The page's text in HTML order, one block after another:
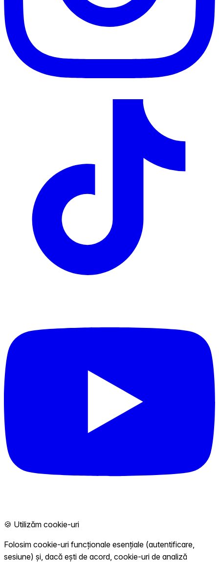
🍪 Utilizăm cookie-uri
Folosim cookie-uri funcționale esențiale (autentificare,
sesiune) și, dacă ești de acord, cookie-uri de analiză